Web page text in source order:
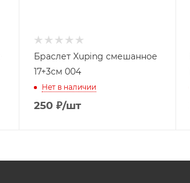
Браслет Xuping смешанное
17+3см 004
Нет в наличии
250 ₽/шт